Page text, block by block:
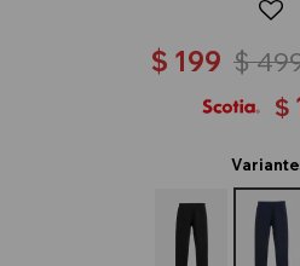
$ 199 $
$